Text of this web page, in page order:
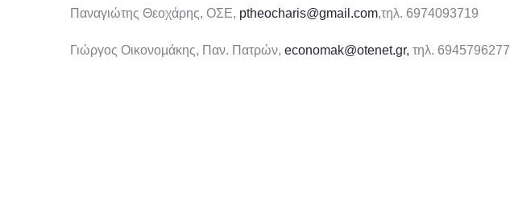
Παναγιώτης Θεοχάρης, ΟΣΕ, ptheocharis@gmail.com,τηλ. 6974093719
Γιώργος Οικονοµάκης, Παν. Πατρών, economak@otenet.gr, τηλ. 6945796277